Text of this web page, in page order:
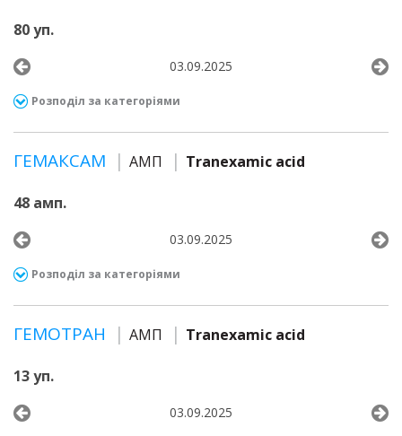
80 уп.
03.09.2025
Розподіл за категоріями
ГЕМАКСАМ АМП Tranexamic acid
48 амп.
03.09.2025
Розподіл за категоріями
ГЕМОТРАН АМП Tranexamic acid
13 уп.
03.09.2025